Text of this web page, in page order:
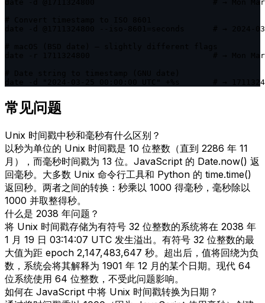
date -d @1711324800                         # → Mon Mar
date -d @1711324800 --iso-8601=seconds      # → 2024-
date -r 1711324800                          # → Mon Mar
date -d "2024-03-25 00:00:00 UTC" +%s       # →
常见问题
Unix 时间戳中秒和毫秒有什么区别？
以秒为单位的 Unix 时间戳是 10 位整数（直到 2286 年 11
月），而毫秒时间戳为 13 位。JavaScript 的 Date.now() 返
回毫秒。大多数 Unix 命令行工具和 Python 的 time.time()
返回秒。两者之间的转换：秒乘以 1000 得毫秒，毫秒除以
1000 并取整得秒。
什么是 2038 年问题？
将 Unix 时间戳存储为有符号 32 位整数的系统将在 2038 年
1 月 19 日 03:14:07 UTC 发生溢出。有符号 32 位整数的最
大值为距 epoch 2,147,483,647 秒。超出后，值将回绕为负
数，系统会将其解释为 1901 年 12 月的某个日期。现代 64
位系统使用 64 位整数，不受此问题影响。
如何在 JavaScript 中将 Unix 时间戳转换为日期？